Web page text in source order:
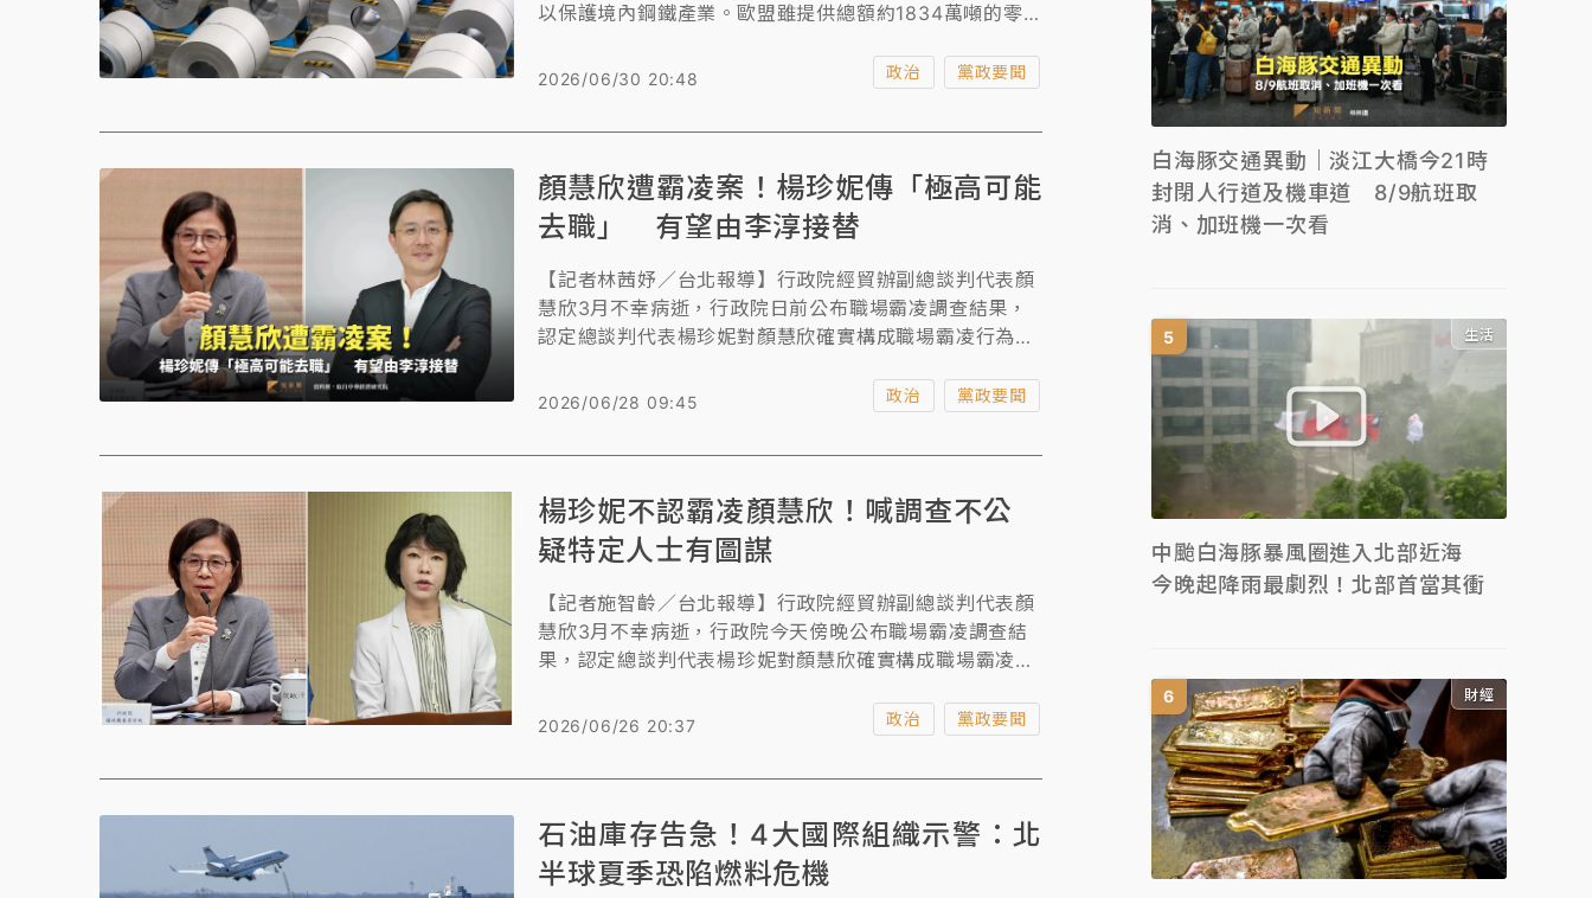
以保護境內鋼鐵產業。歐盟雖提供總額約1834萬噸的零
院經貿談判辦事處晚間表示，台灣目前獲零關稅配額67萬
鋼熱軋厚板）因出口占比少，未獲國家配額；經濟部已收
制。
2026/06/30 20:48 政治 黨政要聞
顏慧欣遭霸凌案！楊珍妮傳「極高可能
去職」 有望由李淳接替
【記者林茜妤／台北報導】行政院經貿辦副總談判代表顏
慧欣3月不幸病逝，行政院日前公布職場霸凌調查結果，
認定總談判代表楊珍妮對顏慧欣確實構成職場霸凌行為，
楊的去留。據傳，接替人選可能是前駐歐盟代表李淳。
2026/06/28 09:45 政治 黨政要聞
楊珍妮不認霸凌顏慧欣！喊調查不公
疑特定人士有圖謀
【記者施智齡／台北報導】行政院經貿辦副總談判代表顏
慧欣3月不幸病逝，行政院今天傍晚公布職場霸凌調查結
果，認定總談判代表楊珍妮對顏慧欣確實構成職場霸凌行
楊的去留。楊珍妮晚間發聲，調查小組僅聽信少數另有圖
能夠透過合法、合理程序再做進一步調查，讓事實真相更
2026/06/26 20:37 政治 黨政要聞
石油庫存告急！4大國際組織示警：北
半球夏季恐陷燃料危機
白海豚交通異動｜淡江大橋今21時
封閉人行道及機車道 8/9航班取
消、加班機一次看
生活
中颱白海豚暴風圈進入北部近海
今晚起降雨最劇烈！北部首當其衝
財經